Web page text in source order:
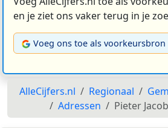
en je ziet ons vaker terug in je
Voeg ons toe als voorkeursbron
AlleCijfers.nl Regionaal
Adressen
Pieter